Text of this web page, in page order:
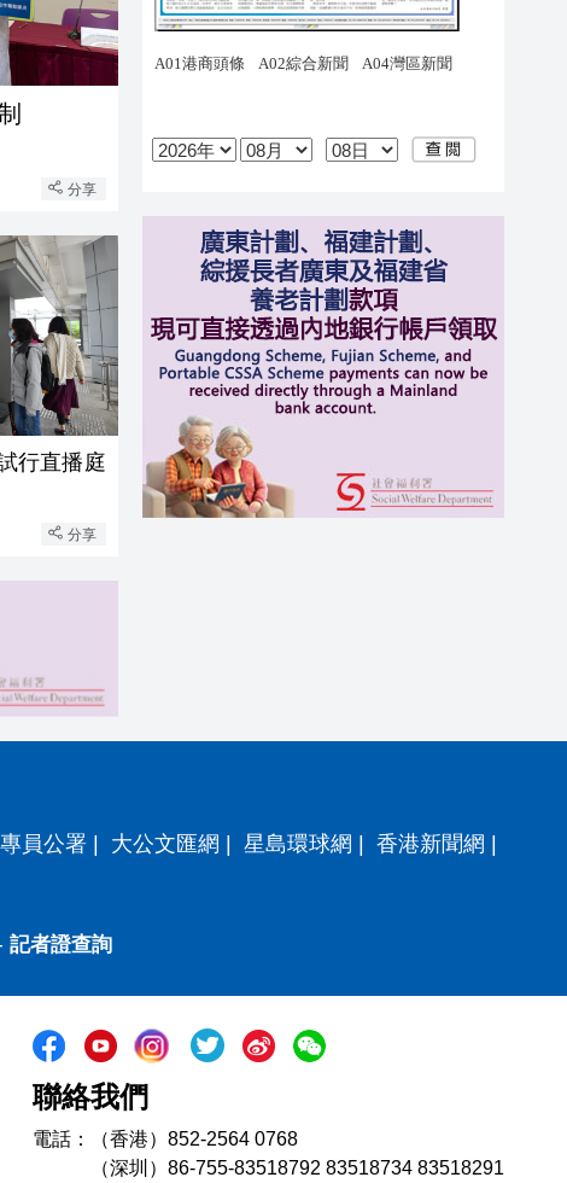
分享
行直播庭
分享
員公署 大公文匯網 星島環球網 香港新聞網
記者證查詢
聯絡我們
電話：（香港）852-2564 0768
（深圳）86-755-83518792 83518734 83518291